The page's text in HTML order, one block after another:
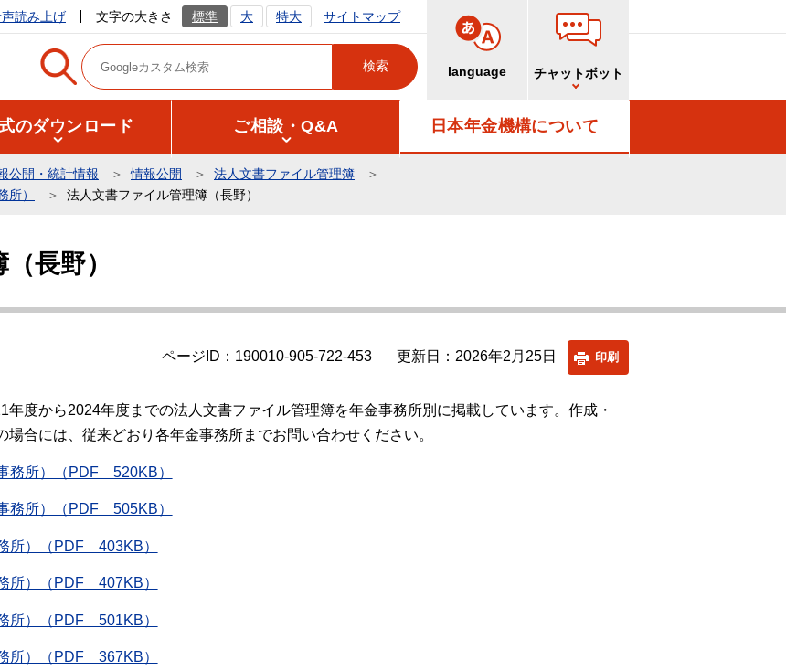
読み上げ 文字の大きさ 標準 大 特大 サイトマップ
language チャットボット
のダウンロード ご相談・Q&A 日本年金機構について
公開・統計情報 情報公開
法人文書ファイル管理簿
）
法人文書ファイル管理簿（長野）
長野）
ページID：190010-905-722-453 更新日：2026年2月25日 印刷
度から2024年度までの法人文書ファイル管理簿を年金事務所別に掲載しています。作成・
合には、従来どおり各年金事務所までお問い合わせください。
務所）（PDF 520KB）
務所）（PDF 505KB）
所）（PDF 403KB）
所）（PDF 407KB）
所）（PDF 501KB）
所）（PDF 367KB）